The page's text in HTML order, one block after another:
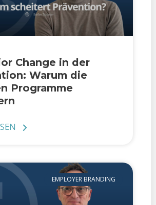
Change in der
Warum die
Programme
EMPLOYER BRANDING